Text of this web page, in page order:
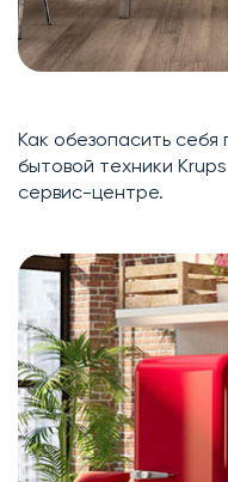
Как обезопасить
бытовой техники
сервис-центре.